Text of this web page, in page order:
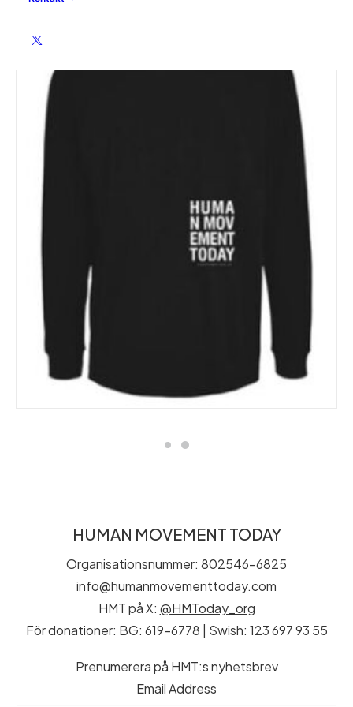
HUMAN MOVEMENT TODAY
Organisationsnummer: 802546-6825
info@humanmovementtoday.com
HMT på X: @HMToday_org
För donationer: BG: 619-6778 | Swish: 123 697 93 55
Prenumerera på HMT:s nyhetsbrev
Email Address